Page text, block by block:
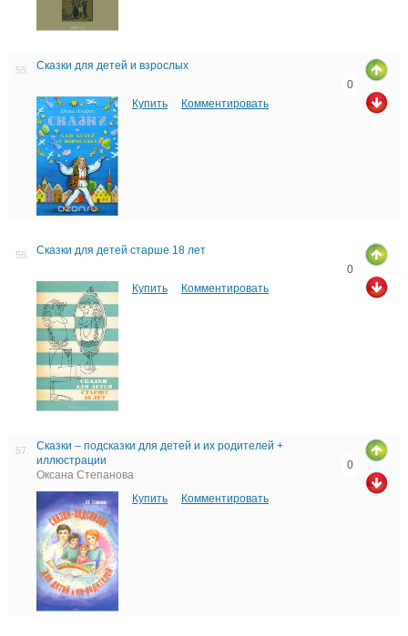
55.
Сказки для детей и взрослых
0
Купить
Комментировать
56.
Сказки для детей старше 18 лет
0
Купить
Комментировать
57.
Сказки – подсказки для детей и их родителей +
иллюстрации
Оксана Степанова
0
Купить Комментировать